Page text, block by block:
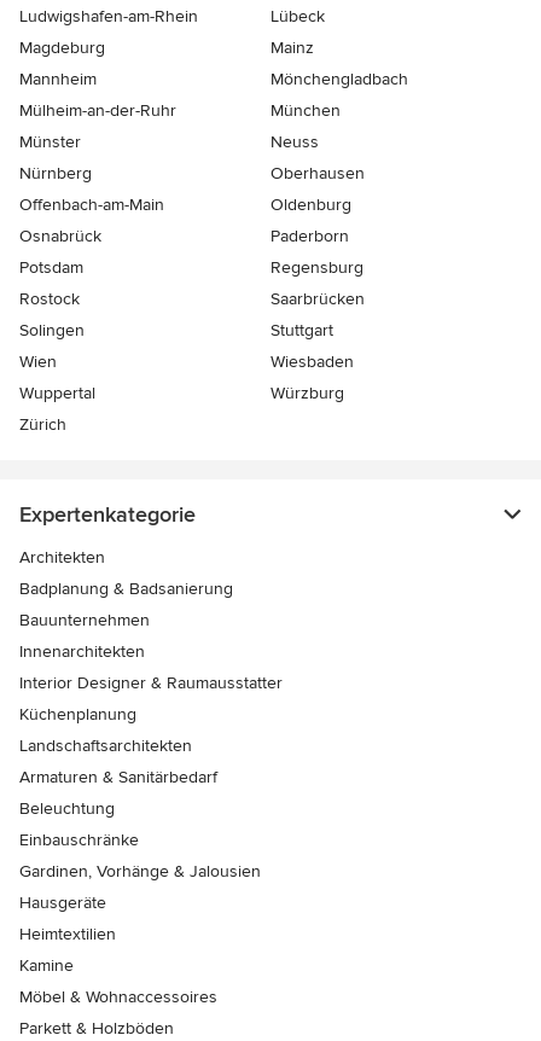
Ludwigshafen-am-Rhein
Lübeck
Magdeburg
Mainz
Mannheim
Mönchen­gladbach
Mülheim-an-der-Ruhr
München
Münster
Neuss
Nürnberg
Oberhausen
Offenbach-am-Main
Oldenburg
Osnabrück
Paderborn
Potsdam
Regensburg
Rostock
Saarbrücken
Solingen
Stuttgart
Wien
Wiesbaden
Wuppertal
Würzburg
Zürich
Expertenkategorie
Architekten
Badplanung & Badsanierung
Bauunternehmen
Innenarchitekten
Interior Designer & Raumausstatter
Küchenplanung
Landschaftsarchitekten
Armaturen & Sanitärbedarf
Beleuchtung
Einbauschränke
Gardinen, Vorhänge & Jalousien
Hausgeräte
Heimtextilien
Kamine
Möbel & Wohnaccessoires
Parkett & Holzböden